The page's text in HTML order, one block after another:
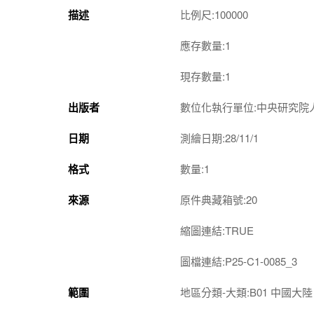
描述 比例尺:100000
應存數量:1
現存數量:1
出版者 數位化執行單位:中央研究
日期 測繪日期:28/11/1
格式 數量:1
來源 原件典藏箱號:20
縮圖連結:TRUE
圖檔連結:P25-C1-0085_3
範圍 地區分類-大類:B01 中國大陸